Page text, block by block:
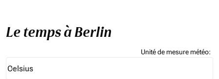
Le temps à Berlin
Unité de mesure météo:
Celsius
keyboard_arrow_down